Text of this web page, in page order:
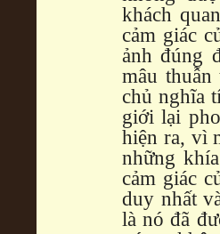
khách
cảm giác
ảnh đúng
mâu
chủ nghĩa
giới lại
hiện ra, vì
những
cảm giác
duy nhất
là nó đã